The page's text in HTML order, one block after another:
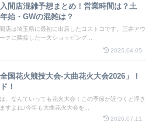
間店混雑予想まとめ！営業時間は？土
始・GWの混雑は？
店は埼玉県に最初に出店したコストコです。三井アウ
クに隣接した一大ショッピング...
2025.04.05
国花火競技大会-大曲花火大会2026」！
！
、なんていっても花火大会！この季節が近づくと浮き
すよね♪今年も大曲花火大会を...
2026.07.11